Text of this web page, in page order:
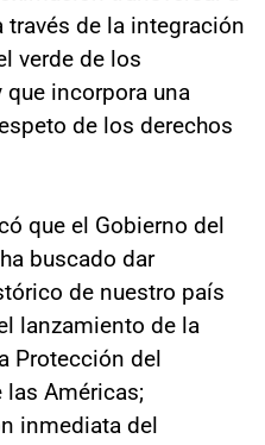
de la integración
verde de los
incorpora una
de los derechos
que el Gobierno del
buscado dar
de nuestro país
lanzamiento de la
Protección del
las Américas;
inmediata del